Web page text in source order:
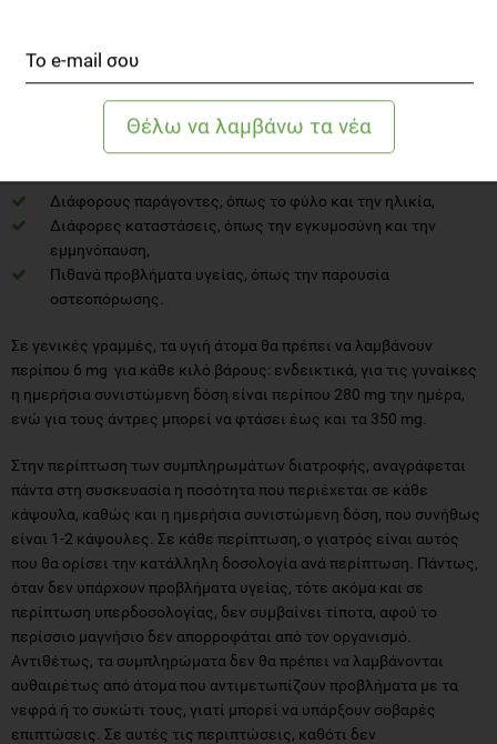
Ποια είναι η ημερήσια συνιστώμενη
δόση;
Η ιδανική ημερήσια συνιστώμενη δόση για τον κάθε άνθρωπο
εξαρτάται από:
Διάφορους παράγοντες, όπως το φύλο και την ηλικία,
Διάφορες καταστάσεις, όπως την εγκυμοσύνη και την
εμμηνόπαυση,
Πιθανά προβλήματα υγείας, όπως την παρουσία
οστεοπόρωσης.
Σε γενικές γραμμές, τα υγιή άτομα θα πρέπει να λαμβάνουν
περίπου 6 mg για κάθε κιλό βάρους: ενδεικτικά, για τις γυναίκες
η ημερήσια συνιστώμενη δόση είναι περίπου 280 mg την ημέρα,
ενώ για τους άντρες μπορεί να φτάσει έως και τα 350 mg.
Στην περίπτωση των συμπληρωμάτων διατροφής, αναγράφεται
πάντα στη συσκευασία η ποσότητα που περιέχεται σε κάθε
κάψουλα, καθώς και η ημερήσια συνιστώμενη δόση, που συνήθως
είναι 1-2 κάψουλες. Σε κάθε περίπτωση, ο γιατρός είναι αυτός
που θα ορίσει την κατάλληλη δοσολογία ανά περίπτωση. Πάντως,
όταν δεν υπάρχουν προβλήματα υγείας, τότε ακόμα και σε
περίπτωση υπερδοσολογίας, δεν συμβαίνει τίποτα, αφού το
περίσσιο μαγνήσιο δεν απορροφάται από τον οργανισμό.
Αντιθέτως, τα συμπληρώματα δεν θα πρέπει να λαμβάνονται
αυθαιρέτως από άτομα που αντιμετωπίζουν προβλήματα με τα
νεφρά ή το συκώτι τους, γιατί μπορεί να υπάρξουν σοβαρές
επιπτώσεις. Σε αυτές τις περιπτώσεις, καθότι δεν